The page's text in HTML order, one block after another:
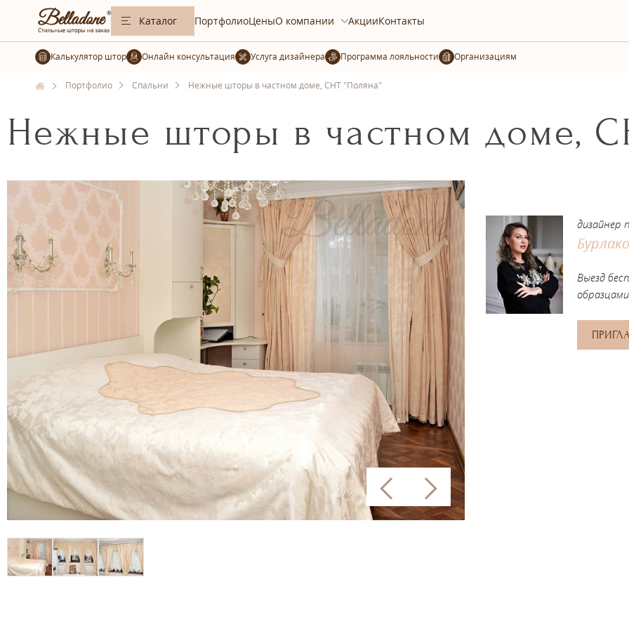
Каталог ПортфолиоЦеныО компании АкцииКонтакты
Калькулятор штор Услуга дизайнера Организациям
Портфолио Спальни Нежные шторы в частном доме, СНТ "Поляна"
Нежные шторы в частном доме,
дизайнер
Выезд